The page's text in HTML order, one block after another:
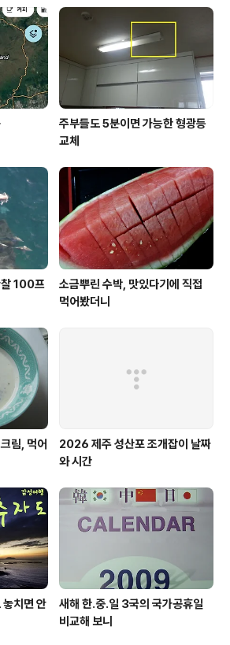
카메라 용도의 똑딱이 카메라
이 없어 그 기능을 대신하
최소한 앞으로는 똑딱이까
네요. 더 나아가..
주부들도 5분이면 가능한 형광등
교체
찰 100프
소금뿌린 수박, 맛있다기에 직접
먹어봤더니
림, 먹어
2026 제주 성산포 조개잡이 날짜
와 시간
놓치면 안
새해 한.중.일 3국의 국가공휴일
비교해 보니